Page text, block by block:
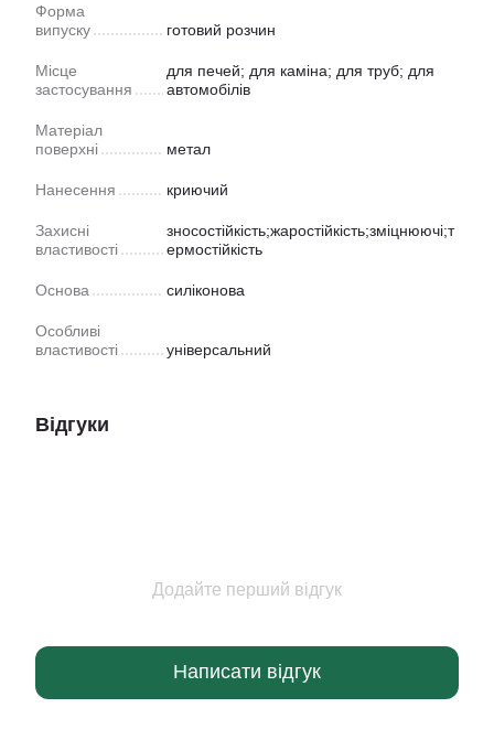
Форма
випуску
готовий розчин
Місце
застосування
для печей; для каміна; для труб; для
автомобілів
Матеріал
поверхні
метал
Нанесення криючий
Захисні
властивості
зносостійкість;жаростійкість;зміцнюючі;т
ермостійкість
Основа силіконова
Особливі
властивості
універсальний
Відгуки
Додайте перший відгук
Написати відгук